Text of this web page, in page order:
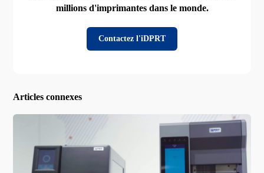
millions d'imprimantes dans le monde.
Contactez l'iDPRT
Articles connexes